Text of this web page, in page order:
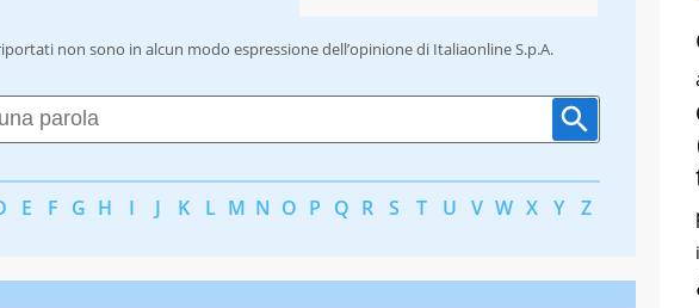
non sono in alcun modo espressione dell’opinione di Italiaonline S.p.A.
E F G H I J K L M N O P Q R S T U V W X Y Z